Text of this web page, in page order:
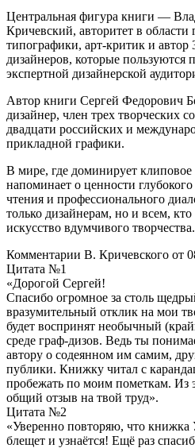
Центральная фигура книги —
Кричевский, авторитет в области
типографики, арт-критик и автор
дизайнеров, которые пользуются
экспертной дизайнерской
Автор книги Сергей Федорович
дизайнер, член трех творческих
двадцати российских и
прикладной графики.
В мире, где доминирует
напоминает о ценности
чтения и профессионального
только дизайнерам, но и всем,
искусство вдумчивого творчества.
Комментарии В. Кричевского от
Цитата №1
«Дорогой Сергей!
Спасибо огромное за столь
вразумительный отклик на мои
будет воспринят необычный
среде граф-дизов. Ведь ты
автору о содеянном им самим,
публики. Книжку читал с
пробежать по моим пометкам. Из
общий отзыв на твой труд».
Цитата №2
«Уверенно повторяю, что
блещет и узнаётся! Ещё раз